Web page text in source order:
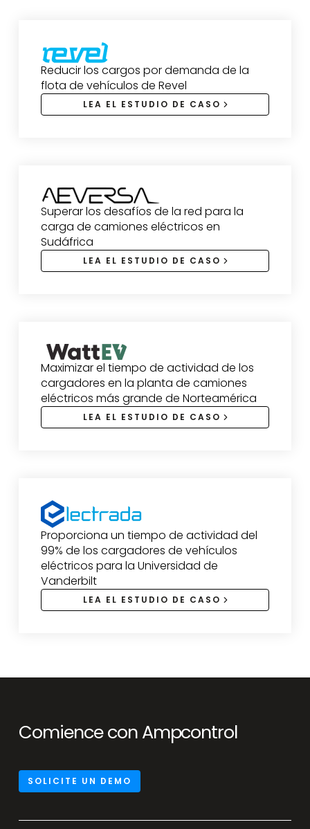
Reducir los cargos por demanda de la
flota de vehículos de Revel
LEA EL ESTUDIO DE CASO
Superar los desafíos de la red para la
carga de camiones eléctricos en
Sudáfrica
LEA EL ESTUDIO DE CASO
Maximizar el tiempo de actividad de los
cargadores en la planta de camiones
eléctricos más grande de Norteamérica
LEA EL ESTUDIO DE CASO
Proporciona un tiempo de actividad del
99% de los cargadores de vehículos
eléctricos para la Universidad de
Vanderbilt
LEA EL ESTUDIO DE CASO
Comience con Ampcontrol
SOLICITE UN DEMO